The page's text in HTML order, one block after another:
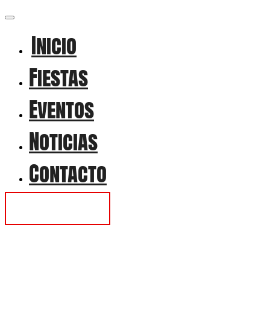
Inicio
Fiestas
Eventos
Noticias
Contacto